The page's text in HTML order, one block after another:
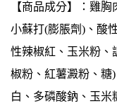
【商品成分】：雞
小蘇打(膨脹劑)、酸
性辣椒紅、玉米粉、
椒粉、紅薯澱粉、糖
白、多磷酸鈉、玉米